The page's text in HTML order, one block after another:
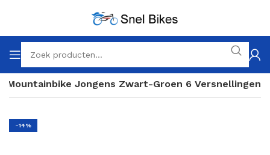
Mountainbike Jongens Zwart-Groen 6 Versnellingen
-14%